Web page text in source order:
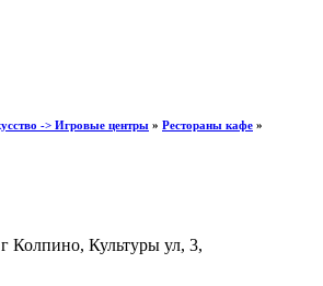
-> Игровые центры » Рестораны кафе »
Колпино, Культуры ул, 3,